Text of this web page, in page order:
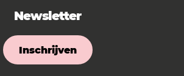
Newsletter
Inschrijven